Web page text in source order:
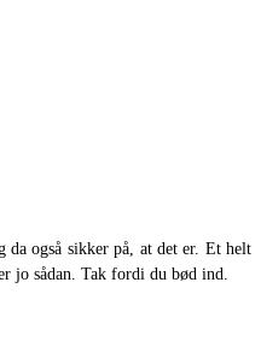
også sikker på, at det er. Et helt
jo sådan. Tak fordi du bød ind.